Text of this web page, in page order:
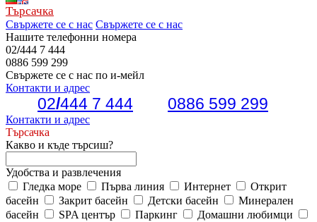
Търсачка
Свържете се с нас Свържете се с нас
Нашите телефонни номера
02/444 7 444
0886 599 299
Свържете се с нас по и-мейл
Контакти и адрес
02/444 7 444 0886 599 299
Контакти и адрес
Търсачка
Какво и къде търсиш?
Удобства и развлечения
Гледка море
Първа линия Интернет
Открит
басейн
Закрит басейн Детски басейн
Минерален
басейн
SPA център Паркинг
Домашни любимци